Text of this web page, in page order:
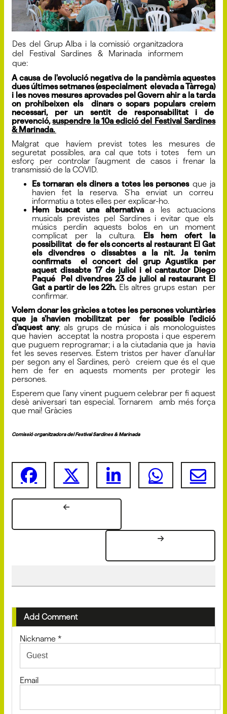
Des del Grup Alba i la comissió organitzadora
del Festival Sardines & Marinada informem
que:
A causa de l'evolució negativa de la pandèmia aquestes
dues últimes setmanes (especialment elevada a Tàrrega)
i les noves mesures aprovades pel Govern ahir a la tarda
on prohibeixen els dinars o sopars populars creiem
necessari, per un sentit de responsabilitat i de
prevenció,suspendre la 10a edició del Festival Sardines
& Marinada.
Malgrat que havíem previst totes les mesures de
seguretat possibles, ara cal que tots i totes fem un
esforç per controlar l'augment de casos i frenar la
transmissió de la COVID.
Es tornaran els diners a totes les personesque ja
havien fet la reserva. S'ha enviat un correu
informatiu a totes elles per explicar-ho.
Hem buscat una alternativa a les actuacions
musicals previstes pel Sardines i evitar que els
músics perdin aquests bolos en un moment
complicat per la cultura.
Els hem ofert la
possibilitat de fer els concerts al restaurant El Gat
els divendres o dissabtes a la nit. Ja tenim
confirmats el concert del grup Agustika per
aquest dissabte 17 de juliol i el cantautor Diego
Paqué Pel divendres 23 de juliol al restaurant El
Gat a partir de les 22h.Els altres grups estan per
confirmar.
Volem donar les gràcies a totes les persones voluntàries
que ja s'havien mobilitzat per fer possible l'edició
d'aquest any; als grups de música i als monologuistes
que havien acceptat la nostra proposta i que esperem
que puguem reprogramar; i a la ciutadania que ja havia
fet les seves reserves. Estem tristos per haver d'anul·lar
per segon any el Sardines, però creiem que és el que
hem de fer en aquests moments per protegir les
persones.
Esperem que l'any vinent puguem celebrar per fi aquest
desè aniversari tan especial. Tornarem amb més força
que mai! Gràcies
Comissió organitzadora del Festival Sardines & Marinada
Add Comment
Nickname *
Email